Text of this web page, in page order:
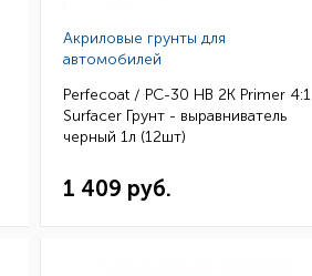
Акриловые грунты для
автомобилей
Perfecoat / PC-30 HB 2K Primer 4:1
Surfacer Грунт - выравниватель
черный 1л (12шт)
1 409 руб.